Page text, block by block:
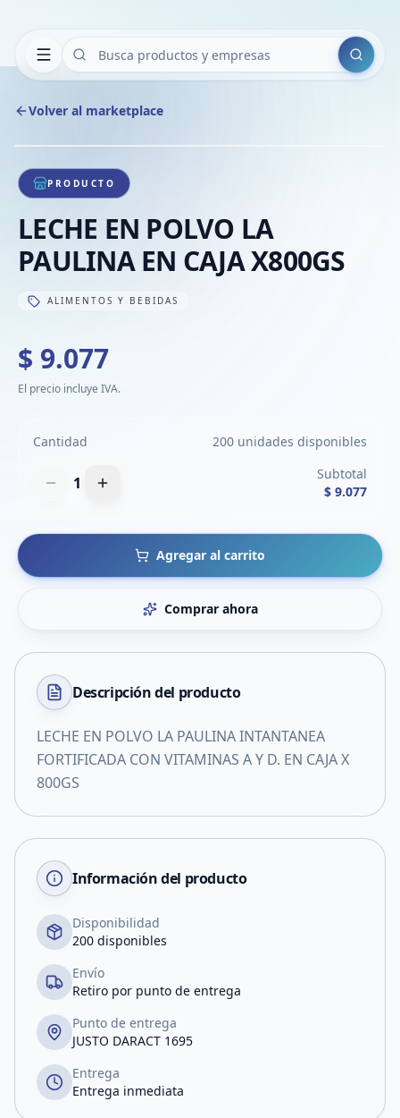
Buscar
Volver al marketplace
1/1
PRODUCTO
LECHE EN POLVO LA
PAULINA EN CAJA X800GS
ALIMENTOS Y BEBIDAS
$ 9.077
El precio incluye IVA.
Cantidad 200 unidades disponibles
1
Subtotal
$ 9.077
Agregar al carrito
Comprar ahora
Descripción del producto
LECHE EN POLVO LA PAULINA INTANTANEA
FORTIFICADA CON VITAMINAS A Y D. EN CAJA X
800GS
Información del producto
Disponibilidad
200 disponibles
Envío
Retiro por punto de entrega
Punto de entrega
JUSTO DARACT 1695
Entrega
Entrega inmediata